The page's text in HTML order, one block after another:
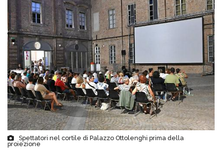
Spettatori nel cortile di Palazzo Ottolenghi prima della
proiezione